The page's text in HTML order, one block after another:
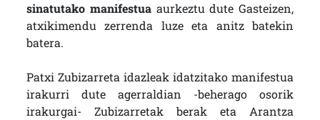
sinatutako manifestuaaurkeztu dute Gasteizen,
atxikimendu zerrenda luze eta anitz batekin
batera.
Patxi Zubizarreta idazleak idatzitako manifestua
irakurri dute agerraldian -beherago osorik
irakurgai- Zubizarretak berak eta Arantza